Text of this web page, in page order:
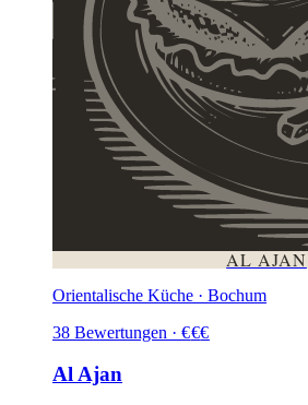
AL AJAN
Orientalische Küche · Bochum
38 Bewertungen · €€€
Al Ajan